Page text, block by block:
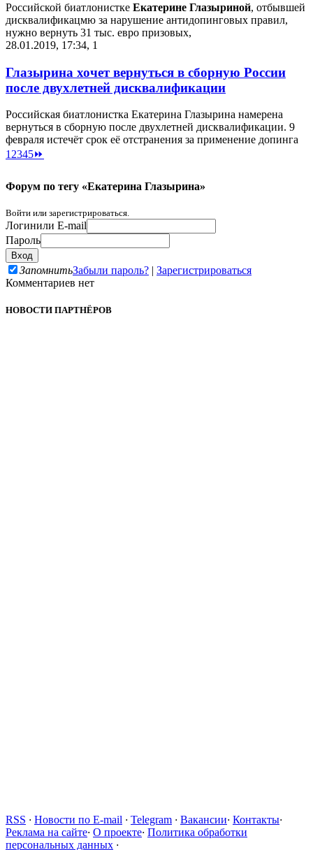
Российской биатлонистке Екатерине Глазыриной, отбывшей
дисквалификацмю за нарушение антидопинговых правил,
нужно вернуть 31 тыс. евро призовых,
28.01.2019, 17:34, 1
Глазырина хочет вернуться в сборную России
после двухлетней дисквалификации
Российская биатлонистка Екатерина Глазырина намерена
вернуться в сборную после двухлетней дисквалификации. 9
февраля истечёт срок её отстранения за применение допинга
1 2345⏩
Форум по тегу «Екатерина Глазырина»
Войти или зарегистрироваться.
Логинили E-mail
Пароль
ЗапомнитьЗабыли пароль? | Зарегистрироваться
Комментариев нет
НОВОСТИ ПАРТНЁРОВ
RSS · Новости по E-mail · Telegram · Вакансии· Контакты·
Реклама на сайте· О проекте· Политика обработки
персональных данных ·